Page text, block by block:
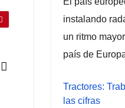
instalando
un ritmo
país de
Tractores:
las cifras